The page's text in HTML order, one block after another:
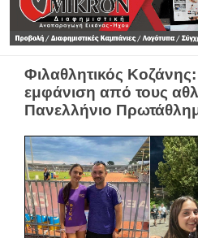
Φιλαθλητικός Κοζάνης:
εμφάνιση από τους
Πανελλήνιο